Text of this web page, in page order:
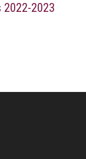
2022-2023